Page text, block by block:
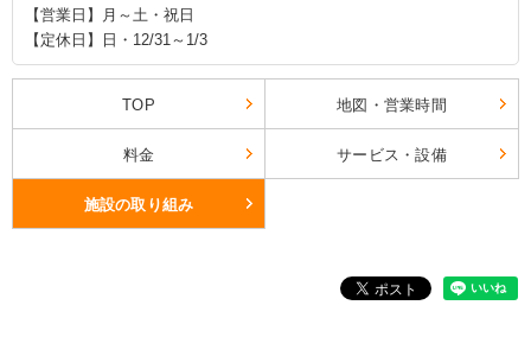
【営業日】月～土・祝日
【定休日】日・12/31～1/3
TOP 地図・営業時間
料金 サービス・設備
施設の取り組み